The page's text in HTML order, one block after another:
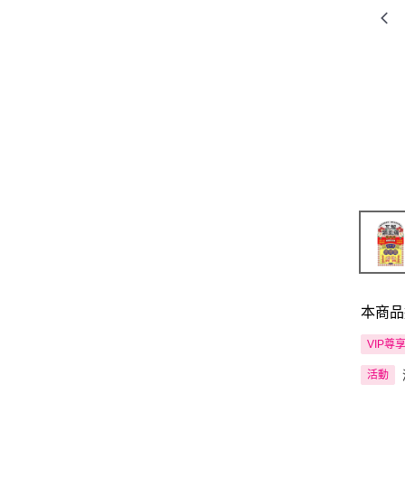
本商
VIP尊享
活動